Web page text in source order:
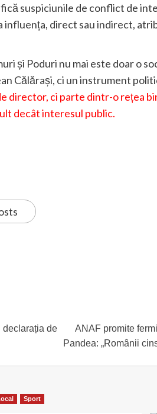
suspiciunile de conflict de
influența, direct sau indirect,
și Poduri nu mai este doar o
Călărași, ci un instrument
director, ci parte dintr-o rețea
decât interesul public.
declarația de
ANAF promite
Pandea: „Românii
Sport